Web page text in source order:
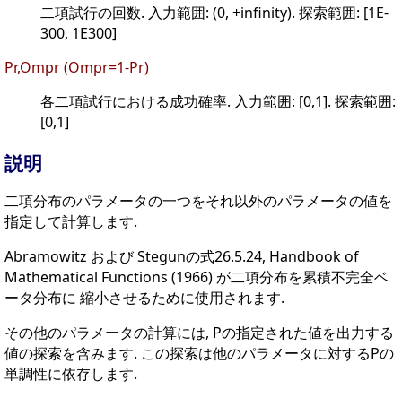
二項試行の回数. 入力範囲: (0, +infinity). 探索範囲: [1E-
300, 1E300]
Pr,Ompr (Ompr=1-Pr)
各二項試行における成功確率. 入力範囲: [0,1]. 探索範囲:
[0,1]
説明
二項分布のパラメータの一つをそれ以外のパラメータの値を
指定して計算します.
Abramowitz および Stegunの式26.5.24, Handbook of
Mathematical Functions (1966) が二項分布を累積不完全ベ
ータ分布に 縮小させるために使用されます.
その他のパラメータの計算には, Pの指定された値を出力する
値の探索を含みます. この探索は他のパラメータに対するPの
単調性に依存します.